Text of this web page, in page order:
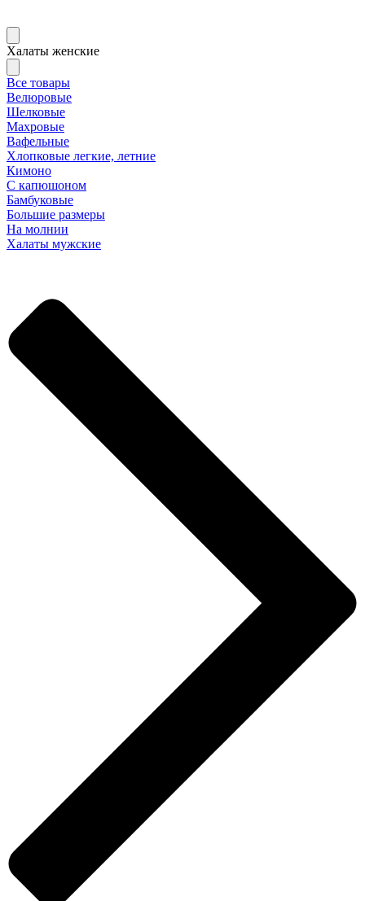
Халаты женские
Все товары
Велюровые
Шелковые
Махровые
Вафельные
Хлопковые легкие, летние
Кимоно
С капюшоном
Бамбуковые
Большие размеры
На молнии
Халаты мужские